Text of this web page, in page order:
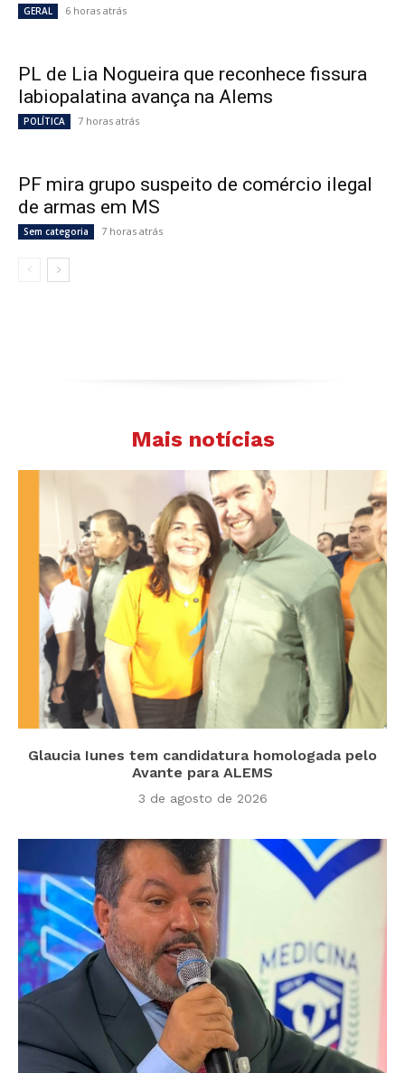
GERAL 6 horas atrás
PL de Lia Nogueira que reconhece fissura
labiopalatina avança na Alems
POLÍTICA 7 horas atrás
PF mira grupo suspeito de comércio ilegal
de armas em MS
Sem categoria 7 horas atrás
Mais notícias
Glaucia Iunes tem candidatura homologada pelo
Avante para ALEMS
3 de agosto de 2026